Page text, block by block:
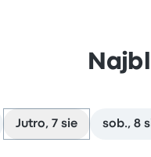
Jutro, 7 sie sob., 8